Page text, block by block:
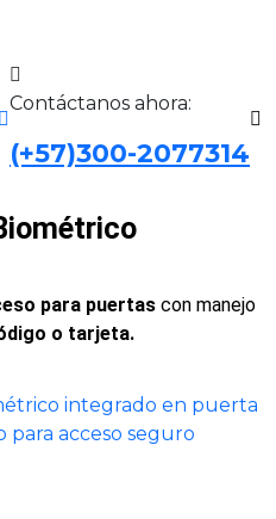
Contáctanos ahora:
(+57)300-2077314
para puertas con manejo
o tarjeta.